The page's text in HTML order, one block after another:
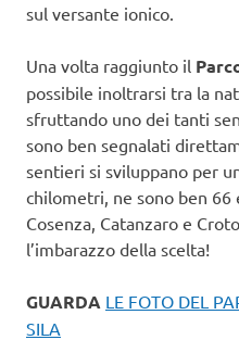
sul versante ionico.
Una volta raggiunto il
possibile inoltrarsi tra la
sfruttando uno dei tanti
sono ben segnalati
sentieri si sviluppano per
chilometri, ne sono ben
Cosenza, Catanzaro e
l’imbarazzo della scelta!
GUARDA LE FOTO DEL
SILA